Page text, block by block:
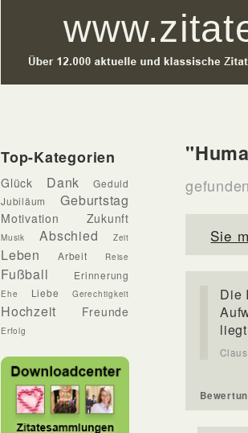
Top-Kategorien
Glück Dank
Geduld
Jubiläum
Geburtstag
Motivation Zukunft
Musik Abschied Zeit
Leben Arbeit Reise
Fußball Erinnerung
Ehe Liebe Gerechtigkeit
Hochzeit Freunde
Erfolg
Sie
Die